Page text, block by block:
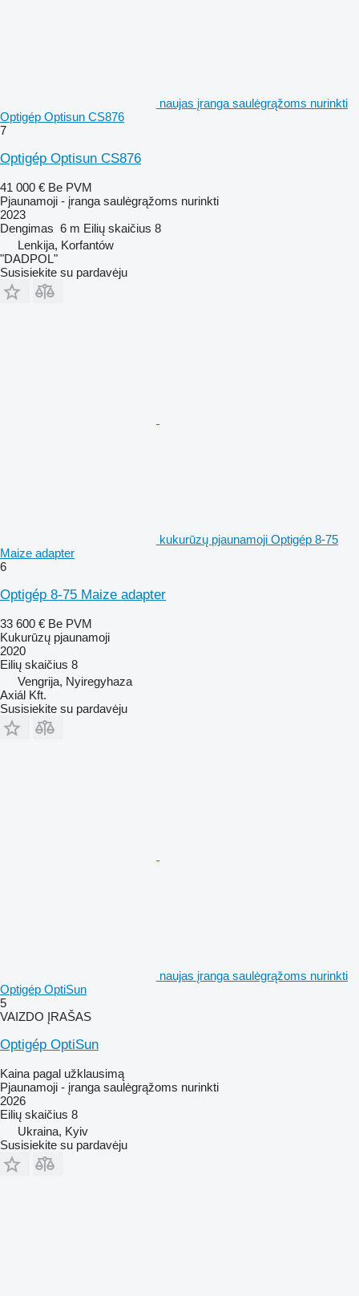
naujas įranga saulėgrąžoms nurinkti
Optigép Optisun CS876
7
Optigép Optisun CS876
41 000 € Be PVM
Pjaunamoji - įranga saulėgrąžoms nurinkti
2023
Dengimas 6 m Eilių skaičius 8
Lenkija, Korfantów
"DADPOL"
Susisiekite su pardavėju
kukurūzų pjaunamoji Optigép 8-75
Maize adapter
6
Optigép 8-75 Maize adapter
33 600 € Be PVM
Kukurūzų pjaunamoji
2020
Eilių skaičius 8
Vengrija, Nyiregyhaza
Axiál Kft.
Susisiekite su pardavėju
naujas įranga saulėgrąžoms nurinkti
Optigép OptiSun
5
VAIZDO ĮRAŠAS
Optigép OptiSun
Kaina pagal užklausimą
Pjaunamoji - įranga saulėgrąžoms nurinkti
2026
Eilių skaičius 8
Ukraina, Kyiv
Susisiekite su pardavėju